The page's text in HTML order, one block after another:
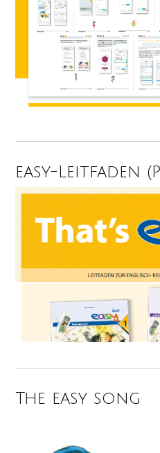
easy-Leitfaden
The easy song